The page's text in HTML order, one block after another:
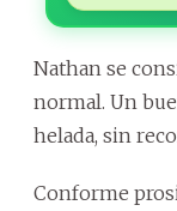
Nathan se
normal. Un
helada, sin
Conforme